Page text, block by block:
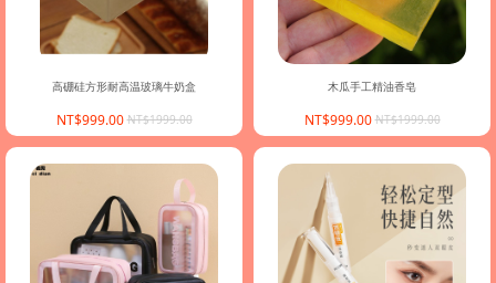
高硼硅方形耐高温玻璃牛奶盒
NT$999.00NT$1999.00
木瓜手工精油香皂
NT$999.00NT$1999.00